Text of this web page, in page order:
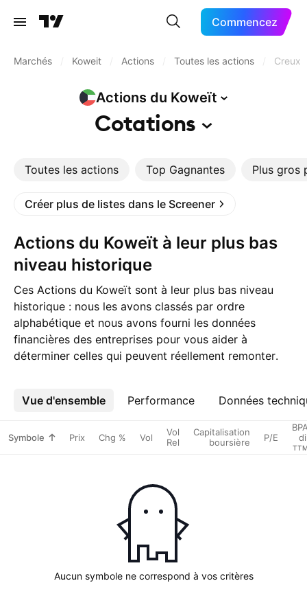
Commencez
Marchés Koweit Actions Toutes les actions Creux
Actions du Koweït
Cotations
Toutes les actions Top Gagnantes Plus gros
Créer plus de listes dans le Screener
Actions du Koweït à leur plus bas
niveau historique
Ces Actions du Koweït sont à leur plus bas niveau
historique : nous les avons classés par ordre
alphabétique et nous avons fourni les données
financières des entreprises pour vous aider à
déterminer celles qui peuvent réellement remonter.
Vue d'ensemble Performance Données
Plus
Symbole Prix Chg % Vol
Vol
Rel
Capitalisation
boursière
P/E
Aucun symbole ne correspond à vos critères